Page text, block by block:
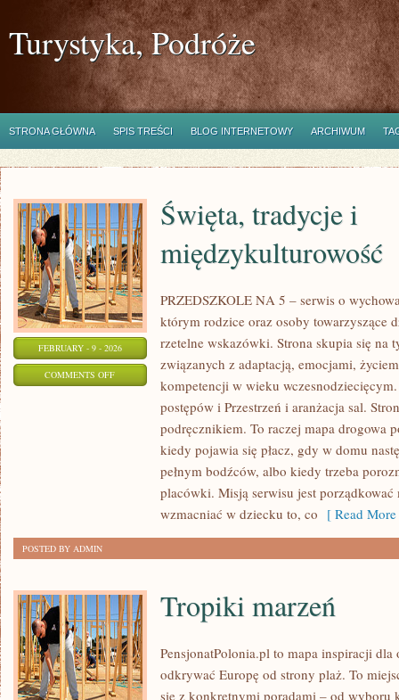
Turystyka, Podróże
STRONA GŁÓWNA SPIS TREŚCI BLOG INTERNETOWY ARCHIWUM
FEBRUARY - 9 - 2026
COMMENTS OFFON
Święta, tradycje i
międzykulturowość
PRZEDSZKOLE NA 5 – serwis o
którym rodzice oraz osoby towarzyszące
rzetelne wskazówki. Strona skupia się na
związanych z adaptacją, emocjami,
kompetencji w wieku
postępów i Przestrzeń i aranżacja sal.
podręcznikiem. To raczej mapa drogowa
kiedy pojawia się płacz, gdy w domu
pełnym bodźców, albo kiedy trzeba
placówki. Misją serwisu jest
wzmacniać w dziecku to, co [ Read
POSTED BY ADMIN
Tropiki marzeń
PensjonatPolonia.pl to mapa inspiracji
odkrywać Europę od strony plaż. To
się z konkretnymi poradami – od wyboru